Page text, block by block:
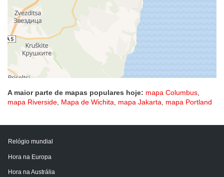
A maior parte de mapas populares hoje: mapa Columbus,
mapa Riverside, Mapa de Wichita, mapa Jakarta, mapa Portland
Relógio mundial
Hora na Europa
Hora na Austrália